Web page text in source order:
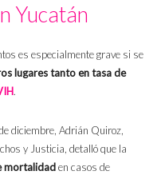
Yucatán
es especialmente grave si se
lugares tanto en tasa de
.
diciembre, Adrián Quiroz,
y Justicia, detalló que la
mortalidaden casos de